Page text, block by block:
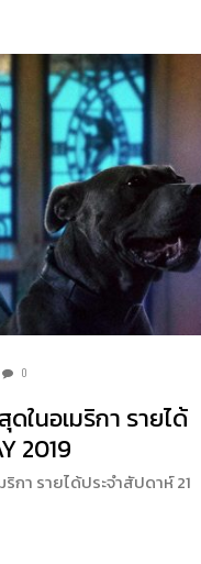
0
ในอเมริกา รายได้
2019
กา รายได้ประจำสัปดาห์ 21